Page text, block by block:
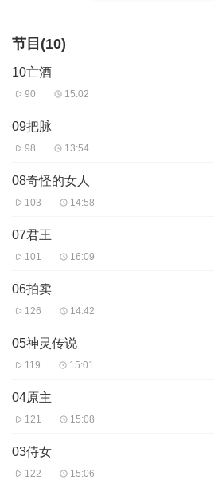
节目(10)
10亡酒
90 15:02
09把脉
98 13:54
08奇怪的女人
103 14:58
07君王
101 16:09
06拍卖
126 14:42
05神灵传说
119 15:01
04原主
121 15:08
03侍女
122 15:06